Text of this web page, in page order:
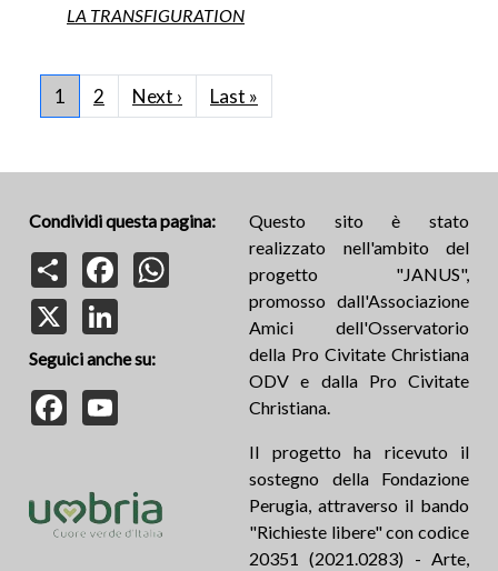
LA TRANSFIGURATION
1 2 Next › Pagina successiva
Last »
Condividi questa pagina:
Share
FacebookWhatsApp
Seguici anche su:
Facebook
Questo sito è stato
realizzato nell'ambito del
progetto "JANUS",
promosso dall'Associazione
Amici dell'Osservatorio
della Pro Civitate Christiana
ODV e dalla Pro Civitate
Christiana.
Il progetto ha ricevuto il
sostegno della Fondazione
Perugia, attraverso il bando
"Richieste libere" con codice
20351 (2021.0283) - Arte,